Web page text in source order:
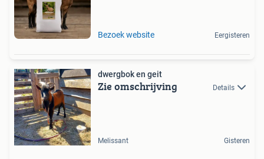
Bezoek website Eergisteren
dwergbok en geit
Zie omschrijving Details
Melissant Gisteren